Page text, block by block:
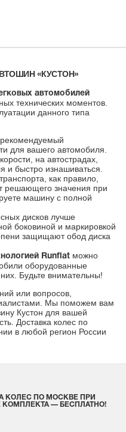
«КУСТОН»
автомобилей
технических моментов.
данного типа
для вашего автомобиля.
на автострадах,
и быстро изнашиваться.
как правило,
решающего значения при
машину с полной
дисков лучше
боковиной и маркировкой
защищают обод диска
Runflat можно
оборудованные
Будьте внимательны!
или вопросов,
Мы поможем вам
Кустон для вашей
Доставка колес по
в любой регион России
КОЛЕС ПО МОСКВЕ ПРИ
КОМПЛЕКТА — БЕСПЛАТНО!